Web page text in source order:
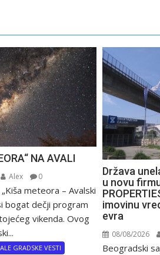
NA AVALI
Alex 0
meteora – Avalski
bogat dečji program
vikenda. Ovog
GRADSKE VESTI
Država
u novu
imovinu
evra
08/08/2026
Beogradski